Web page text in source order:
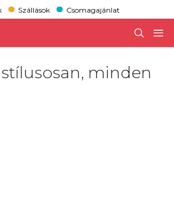
Szállások Csomagajánlat
minden